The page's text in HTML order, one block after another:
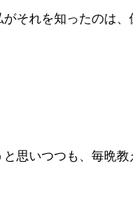
それを知ったのは
思いつつも、毎晩